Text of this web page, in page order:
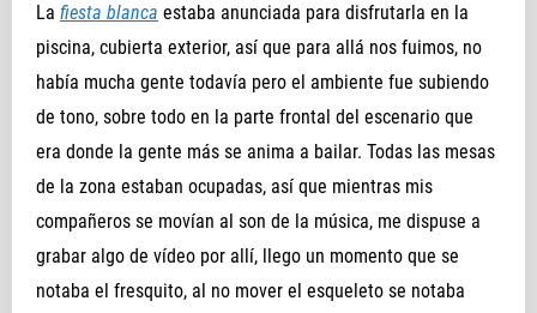
La fiesta blanca estaba anunciada para disfrutarla en la
piscina, cubierta exterior, así que para allá nos fuimos, no
había mucha gente todavía pero el ambiente fue subiendo
de tono, sobre todo en la parte frontal del escenario que
era donde la gente más se anima a bailar. Todas las mesas
de la zona estaban ocupadas, así que mientras mis
compañeros se movían al son de la música, me dispuse a
grabar algo de vídeo por allí, llego un momento que se
notaba el fresquito, al no mover el esqueleto se notaba